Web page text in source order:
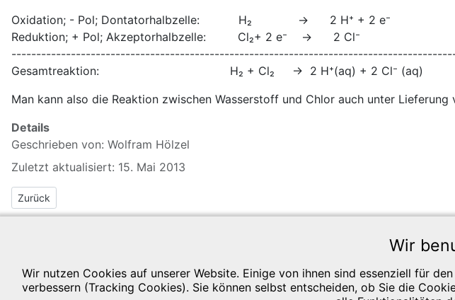
Oxidation; - Pol; Dontatorhalbzelle: H₂ → 2 H⁺ + 2 e⁻
Reduktion; + Pol; Akzeptorhalbzelle: Cl₂+ 2 e⁻ → 2 Cl⁻
Gesamtreaktion: H₂ + Cl₂ → 2 H⁺(aq) + 2 Cl⁻ (aq)
Man kann also die Reaktion zwischen Wasserstoff und Chlor auch unter
Details
Geschrieben von: Wolfram Hölzel
Zuletzt aktualisiert: 15. Mai 2013
Vorheriger Beitrag: 2.5 Elektrochemische Spannungsreihe der Metalle
Zurück
Wir
Wir nutzen Cookies auf unserer Website. Einige von ihnen sind essenziell für
verbessern (Tracking Cookies). Sie können selbst entscheiden, ob Sie die